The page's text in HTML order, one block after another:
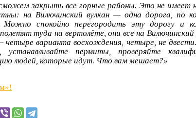
закрыть все горные районы. Это не имеет
на Вилючинский вулкан — одна дорога, по
спокойно перегородить эту дорогу и
туда на вертолёте, они все на Вилючинский
четыре варианта восхождения, четыре, не
устанавливайте пермиты, проверяйте
людей, которые идут. Что вам мешает?»